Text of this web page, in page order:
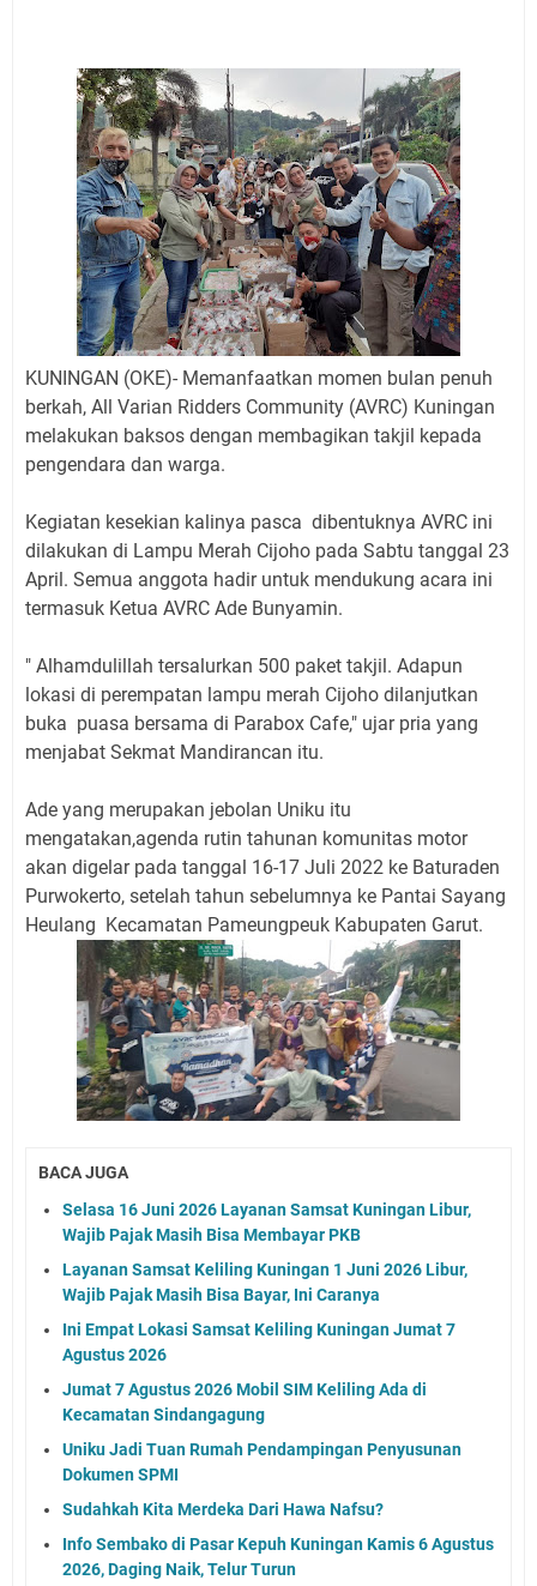
Warga Mulai Kesulitan Air Bersih Akibat Kekeringan,
Polres Kuningan dan PAM Tirta Kamuning Salurakan
12 Ribu Liter
Uniku Jadi Tuan Rumah Pendampingan Penyusunan
Dokumen SPMI
Sudahkah Kita Merdeka Dari Hawa Nafsu?
Info Sembako di Pasar Kepuh Kuningan Kamis 6
Agustus 2026, Daging Naik, Telur Turun
Agenda Kegiatan Bupati Kuningan Jumat 7 Agustus
2026 Ada Tiga, Tapi yang Bakal Dihadiri Hanya Satu
Ini Empat Lokasi Samsat Keliling Kuningan Jumat 7
KUNINGAN (OKE)- Memanfaatkan momen bulan penuh
berkah, All Varian Ridders Community (AVRC) Kuningan
melakukan baksos dengan membagikan takjil kepada
pengendara dan warga.
Kegiatan kesekian kalinya pasca dibentuknya AVRC ini
dilakukan di Lampu Merah Cijoho pada Sabtu tanggal 23
April. Semua anggota hadir untuk mendukung acara ini
termasuk Ketua AVRC Ade Bunyamin.
" Alhamdulillah tersalurkan 500 paket takjil. Adapun
lokasi di perempatan lampu merah Cijoho dilanjutkan
buka puasa bersama di Parabox Cafe," ujar pria yang
menjabat Sekmat Mandirancan itu.
Ade yang merupakan jebolan Uniku itu
mengatakan,agenda rutin tahunan komunitas motor
akan digelar pada tanggal 16-17 Juli 2022 ke Baturaden
Purwokerto, setelah tahun sebelumnya ke Pantai Sayang
Heulang Kecamatan Pameungpeuk Kabupaten Garut.
BACA JUGA
Selasa 16 Juni 2026 Layanan Samsat Kuningan Libur,
Wajib Pajak Masih Bisa Membayar PKB
Layanan Samsat Keliling Kuningan 1 Juni 2026 Libur,
Wajib Pajak Masih Bisa Bayar, Ini Caranya
Ini Empat Lokasi Samsat Keliling Kuningan Jumat 7
Agustus 2026
Jumat 7 Agustus 2026 Mobil SIM Keliling Ada di
Kecamatan Sindangagung
Uniku Jadi Tuan Rumah Pendampingan Penyusunan
Dokumen SPMI
Sudahkah Kita Merdeka Dari Hawa Nafsu?
Info Sembako di Pasar Kepuh Kuningan Kamis 6 Agustus
2026, Daging Naik, Telur Turun